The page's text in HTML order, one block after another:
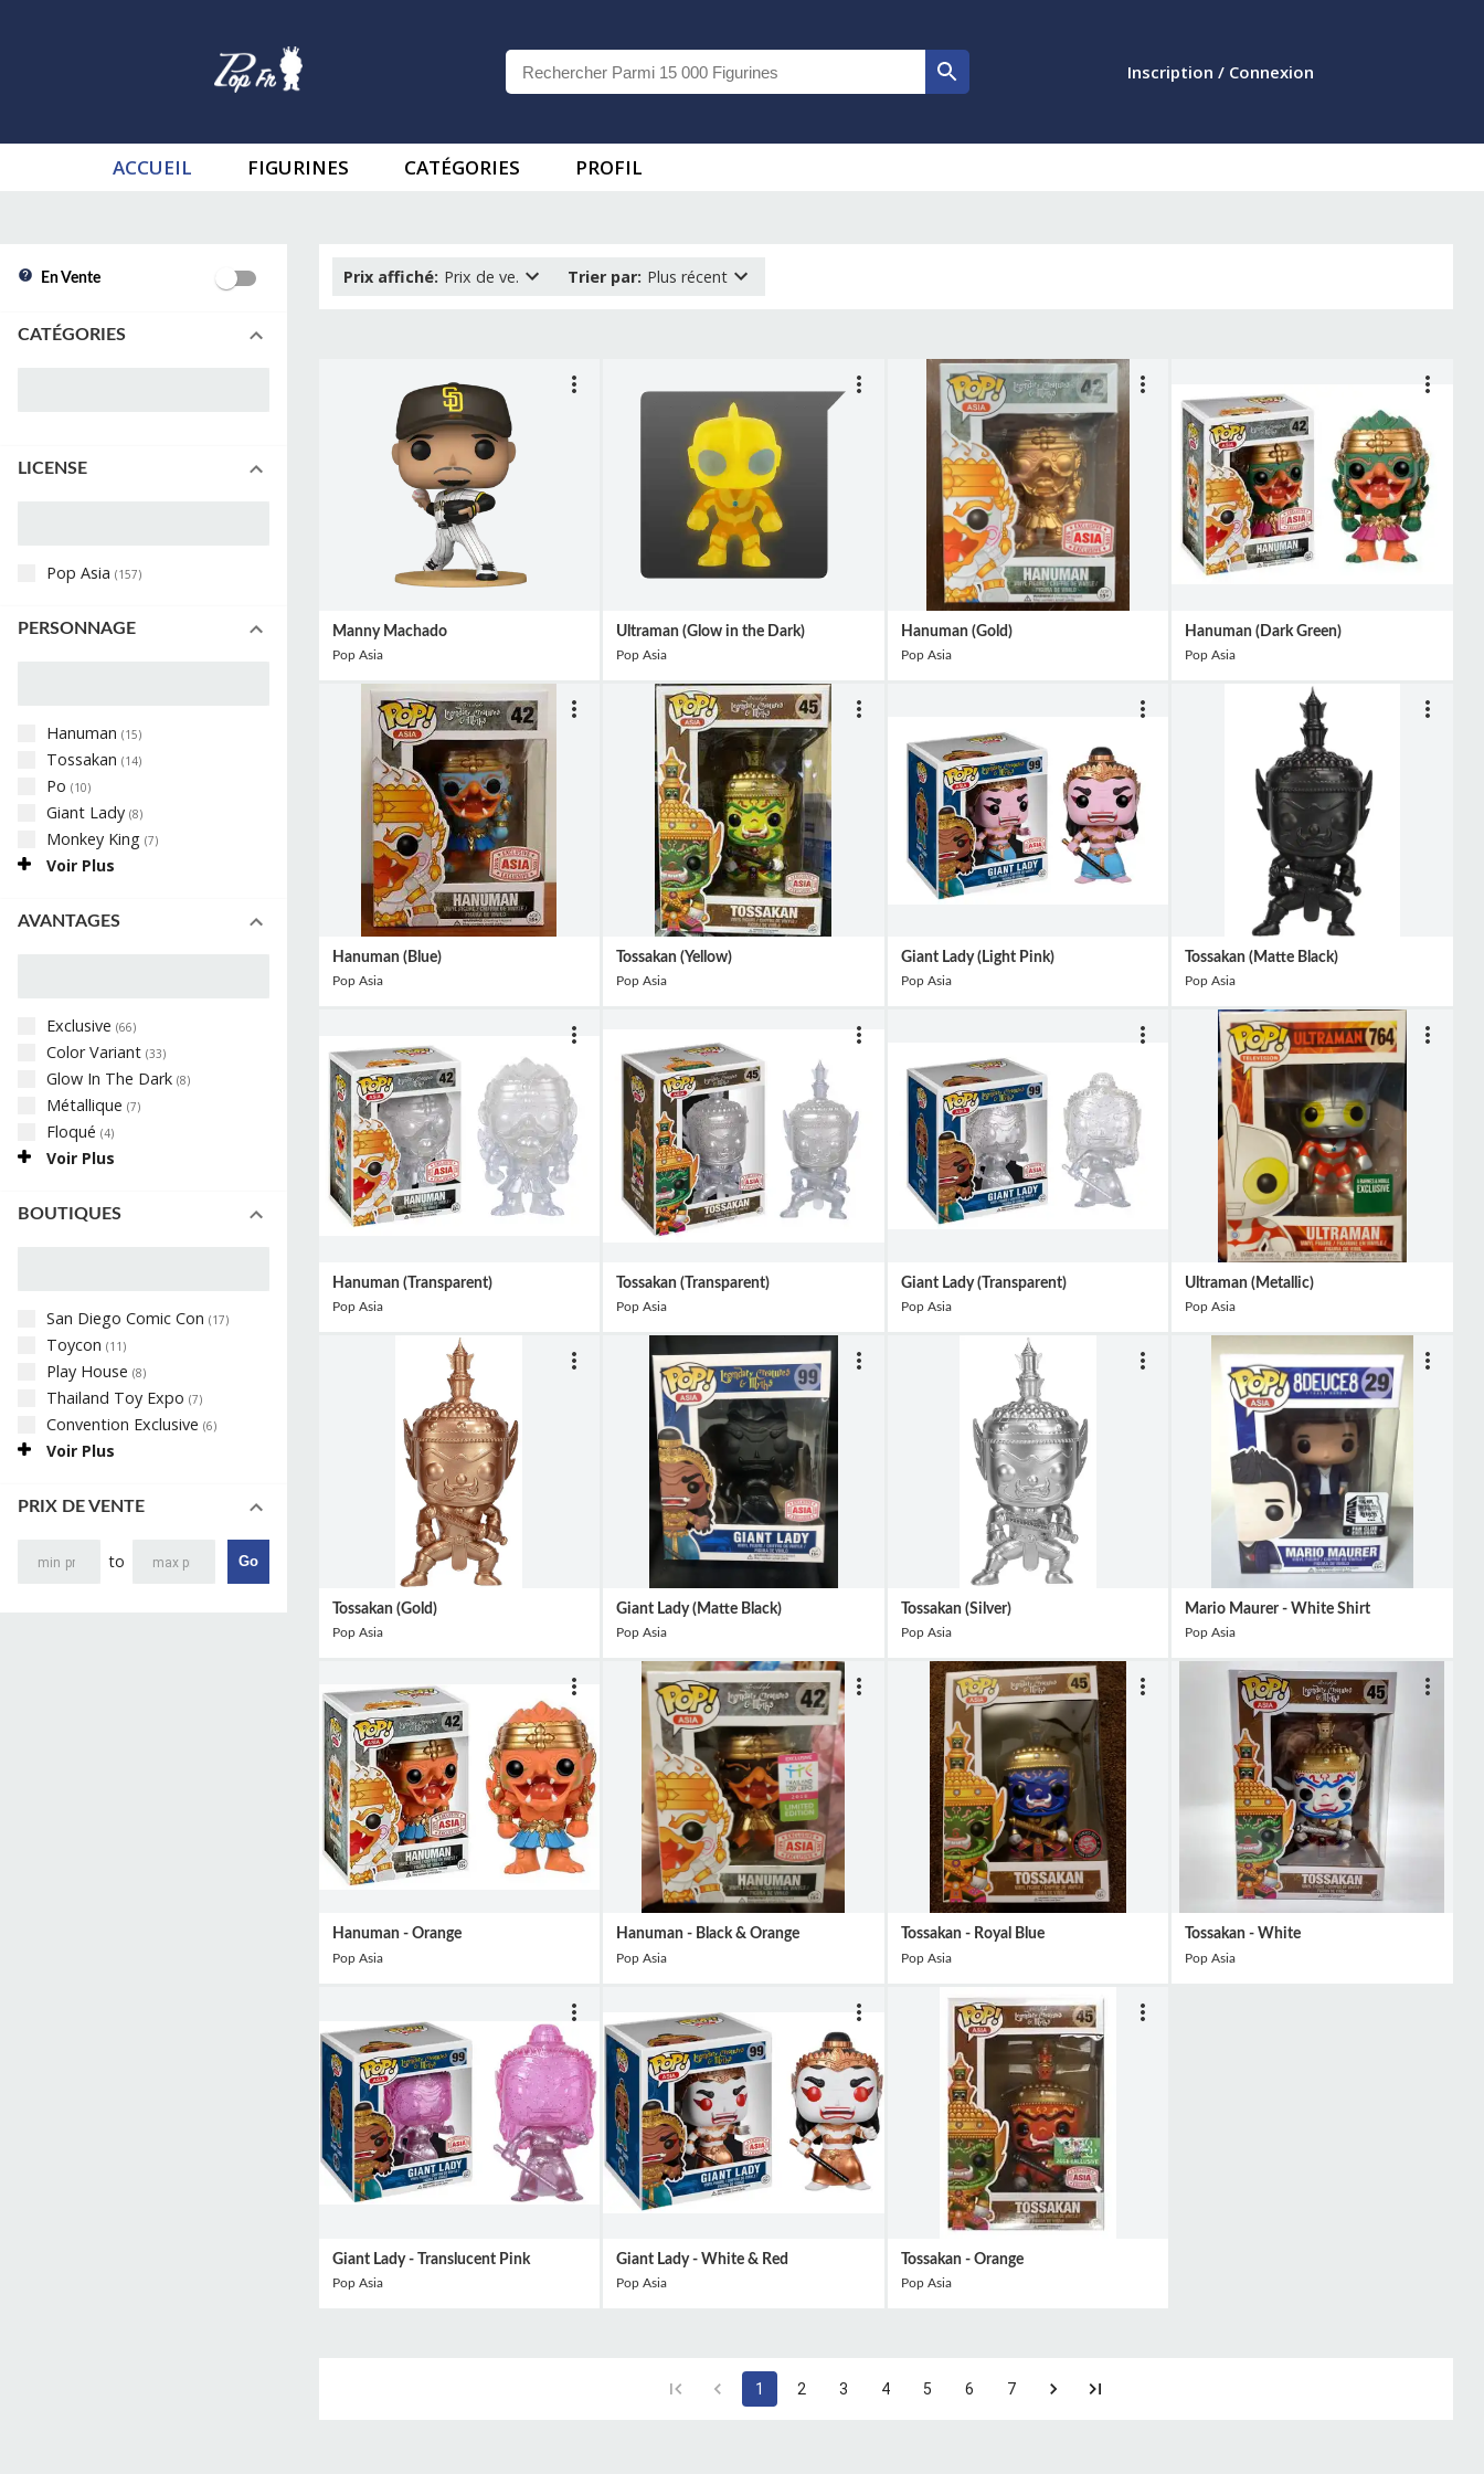
Inscription / Connexion
ACCUEIL FIGURINES CATÉGORIES PROFIL
En Vente
CATÉGORIES
LICENSE
Pop Asia (157)
PERSONNAGE
Hanuman (15)
Tossakan (14)
Po (10)
Giant Lady (8)
Monkey King (7)
Voir Plus
AVANTAGES
Exclusive (66)
Color Variant (33)
Glow In The Dark (8)
Métallique (7)
Floqué (4)
Voir Plus
BOUTIQUES
San Diego Comic Con (17)
Toycon (11 )
Play House (8)
Thailand Toy Expo (7)
Convention Exclusive (6)
Voir Plus
PRIX DE VENTE
to Go
Prix affiché: Prix de ve. Trier par: Plus récent
Manny Machado
Pop Asia
Ultraman (Glow in the Dark)
Pop Asia
Hanuman (Gold)
Pop Asia
Hanuman (Dark Green)
Pop Asia
Hanuman (Blue)
Pop Asia
Tossakan (Yellow)
Pop Asia
Giant Lady (Light Pink)
Pop Asia
Tossakan (Matte Black)
Pop Asia
Hanuman (Transparent)
Pop Asia
Tossakan (Transparent)
Pop Asia
Giant Lady (Transparent)
Pop Asia
Ultraman (Metallic)
Pop Asia
Tossakan (Gold)
Pop Asia
Giant Lady (Matte Black)
Pop Asia
Tossakan (Silver)
Pop Asia
Mario Maurer - White Shirt
Pop Asia
Hanuman - Orange
Pop Asia
Hanuman - Black & Orange
Pop Asia
Tossakan - Royal Blue
Pop Asia
Tossakan - White
Pop Asia
Giant Lady - Translucent Pink
Pop Asia
Giant Lady - White & Red
Pop Asia
Tossakan - Orange
Pop Asia
1 2 3 4 5 6 7